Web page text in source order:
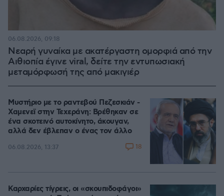
Νεαρή γυναίκα με ακατέργαστη ομορφιά από την
Αιθιοπία έγινε viral, δείτε την εντυπωσιακή
μεταμόρφωσή της από μακιγιέρ
06.08.2026, 09:18
Μυστήριο με το ραντεβού Πεζεσκιάν -
Χαμενεϊ στην Τεχεράνη: Βρέθηκαν σε
ένα σκοτεινό αυτοκίνητο, άκουγαν,
αλλά δεν έβλεπαν ο ένας τον άλλο
06.08.2026, 13:37 18
Καρχαρίες τίγρεις, οι «σκουπιδοφάγοι»